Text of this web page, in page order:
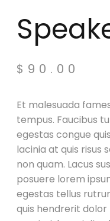
$ 90.00
Et malesuada
tempus. Faucibus
egestas congue
lacinia at quis risus
non quam. Lacus
posuere lorem
egestas tellus
quis hendrerit